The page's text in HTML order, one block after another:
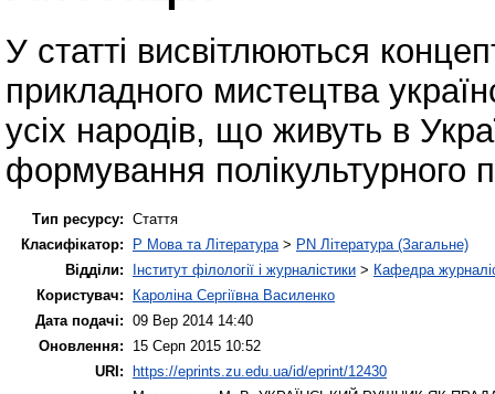
У статті висвітлюються
прикладного мистецтва
усіх народів, що живуть в
формування полікультурного
Тип ресурсу: Стаття
Класифікатор:
P Мова та Література > PN Література (Загальне)
Відділи:
Інститут філології і журналістики > Кафедра
Користувач:
Кароліна Сергіївна Василенко
Дата подачі: 09 Вер 2014 14:40
Оновлення:
15 Серп 2015 10:52
URI: https://eprints.zu.edu.ua/id/eprint/12430